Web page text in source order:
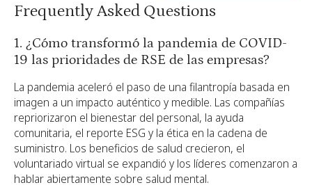
Frequently Asked Questions
1. ¿Cómo transformó la pandemia de COVID-
19 las prioridades de RSE de las empresas?
La pandemia aceleró el paso de una filantropía basada en
imagen a un impacto auténtico y medible. Las compañías
repriorizaron el bienestar del personal, la ayuda
comunitaria, el reporte ESG y la ética en la cadena de
suministro. Los beneficios de salud crecieron, el
voluntariado virtual se expandió y los líderes comenzaron a
hablar abiertamente sobre salud mental.